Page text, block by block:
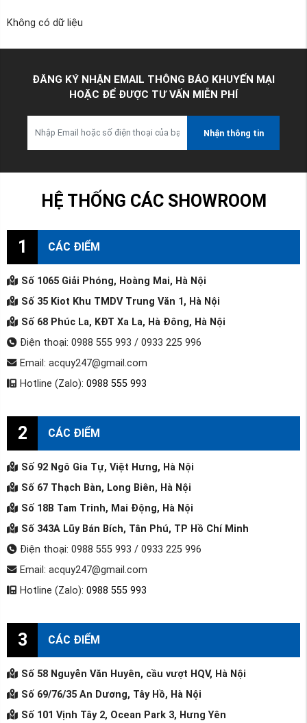
Không có dữ liệu
ĐĂNG KÝ NHẬN EMAIL THÔNG BÁO KHUYẾN MẠI
HOẶC ĐỂ ĐƯỢC TƯ VẤN MIỄN PHÍ
Nhận thông tin
HỆ THỐNG CÁC SHOWROOM
1 CÁC ĐIỂM
Số 1065 Giải Phóng, Hoàng Mai, Hà Nội
Số 35 Kiot Khu TMDV Trung Văn 1, Hà Nội
Số 68 Phúc La, KĐT Xa La, Hà Đông, Hà Nội
Điện thoại: 0988 555 993 / 0933 225 996
Email: acquy247@gmail.com
Hotline (Zalo): 0988 555 993
2 CÁC ĐIỂM
Số 92 Ngô Gia Tự, Việt Hưng, Hà Nội
Số 67 Thạch Bàn, Long Biên, Hà Nội
Số 18B Tam Trinh, Mai Động, Hà Nội
Số 343A Lũy Bán Bích, Tân Phú, TP Hồ Chí Minh
Điện thoại: 0988 555 993 / 0933 225 996
Email: acquy247@gmail.com
Hotline (Zalo): 0988 555 993
3 CÁC ĐIỂM
Số 58 Nguyễn Văn Huyên, cầu vượt HQV, Hà Nội
Số 69/76/35 An Dương, Tây Hồ, Hà Nội
Số 101 Vịnh Tây 2, Ocean Park 3, Hưng Yên